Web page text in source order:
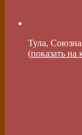
Тула,
(показать на